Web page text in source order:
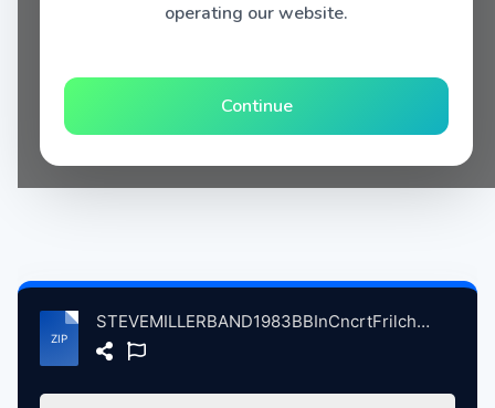
operating our website.
Continue
STEVEMILLERBAND1983BBInCncrtFrilchtbhneLrlyStGrshsnGrmny, 8-20-1983.zip